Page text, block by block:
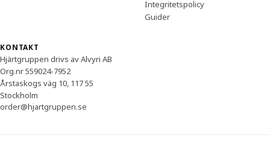
Integritetspolicy
Guider
KONTAKT
Hjärtgruppen drivs av Alvyri AB
Org.nr 559024-7952
Årstaskogs väg 10, 117 55
Stockholm
order@hjartgruppen.se